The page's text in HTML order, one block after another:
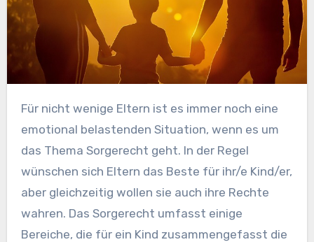
Für nicht wenige Eltern ist es immer noch eine
emotional belastenden Situation, wenn es um
das Thema Sorgerecht geht. In der Regel
wünschen sich Eltern das Beste für ihr/e Kind/er,
aber gleichzeitig wollen sie auch ihre Rechte
wahren. Das Sorgerecht umfasst einige
Bereiche, die für ein Kind zusammengefasst die